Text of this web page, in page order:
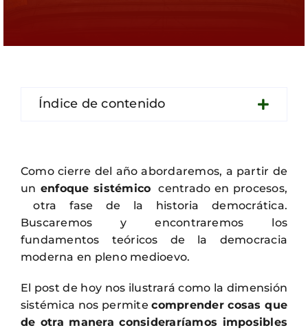
Índice de contenido
Como cierre del año abordaremos, a partir de
un enfoque sistémico centrado en procesos,
otra fase de la historia democrática.
Buscaremos y encontraremos los
fundamentos teóricos de la democracia
moderna en pleno medioevo.
El post de hoy nos ilustrará como la dimensión
sistémica nos permitecomprender cosas que
de otra manera consideraríamos imposibles